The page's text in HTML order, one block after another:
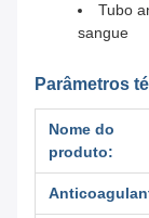
Tubo
sangue
Parâmetros
Nome do
produto: